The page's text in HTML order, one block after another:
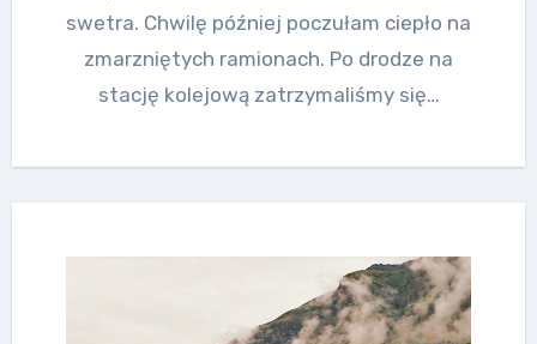
swetra. Chwilę później poczułam ciepło na
zmarzniętych ramionach. Po drodze na
stację kolejową zatrzymaliśmy się…